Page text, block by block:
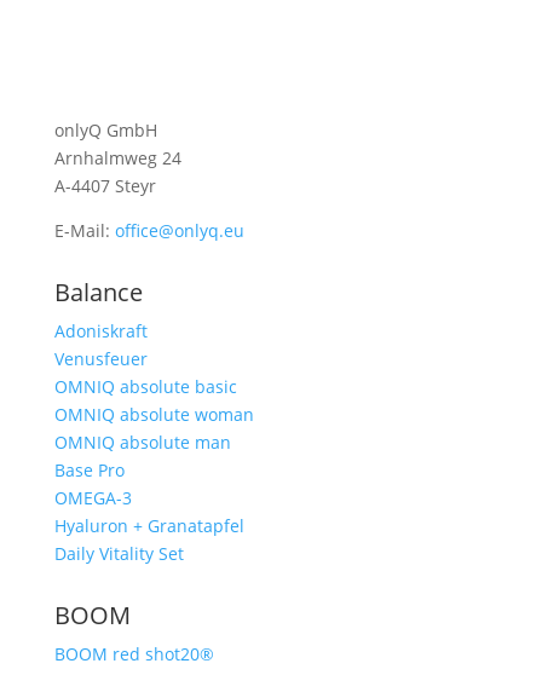
onlyQ GmbH
Arnhalmweg 24
A-4407 Steyr
E-Mail: office@onlyq.eu
Balance
Adoniskraft
Venusfeuer
OMNIQ absolute basic
OMNIQ absolute woman
OMNIQ absolute man
Base Pro
OMEGA-3
Hyaluron + Granatapfel
Daily Vitality Set
BOOM
BOOM red shot20®